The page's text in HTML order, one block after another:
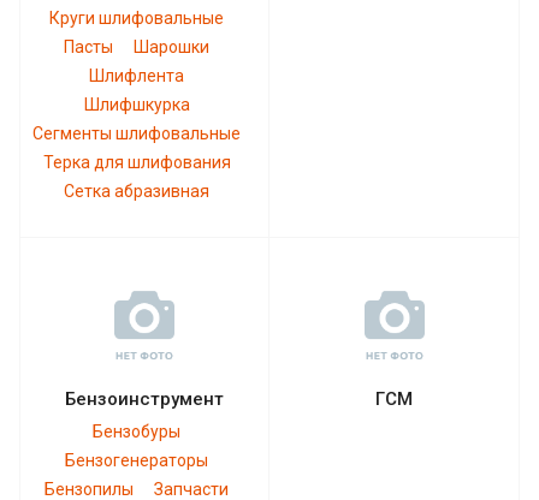
Круги шлифовальные
Пасты
Шарошки
Шлифлента
Шлифшкурка
Сегменты шлифовальные
Терка для шлифования
Сетка абразивная
Бензоинструмент
Бензобуры
Бензогенераторы
Бензопилы
Запчасти
ГСМ